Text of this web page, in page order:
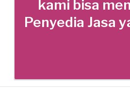
kami bisa
Penyedia Jasa